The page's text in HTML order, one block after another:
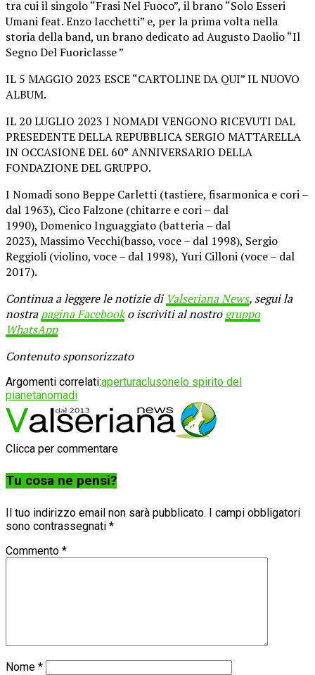
tra cui il singolo “Frasi Nel Fuoco”, il brano “Solo Esseri
Umani feat. Enzo Iacchetti” e, per la prima volta nella
storia della band, un brano dedicato ad Augusto Daolio “Il
Segno Del Fuoriclasse ”
IL 5 MAGGIO 2023 ESCE “CARTOLINE DA QUI” IL NUOVO
ALBUM.
IL 20 LUGLIO 2023 I NOMADI VENGONO RICEVUTI DAL
PRESEDENTE DELLA REPUBBLICA SERGIO MATTARELLA
IN OCCASIONE DEL 60° ANNIVERSARIO DELLA
FONDAZIONE DEL GRUPPO.
I Nomadi sono Beppe Carletti (tastiere, fisarmonica e cori –
dal 1963), Cico Falzone (chitarre e cori – dal
1990), Domenico Inguaggiato (batteria – dal
2023), Massimo Vecchi(basso, voce – dal 1998), Sergio
Reggioli (violino, voce – dal 1998), Yuri Cilloni (voce – dal
2017).
Continua a leggere le notizie di Valseriana News, segui la
nostrapagina Facebooko iscriviti al nostrogruppo
WhatsApp
Contenuto sponsorizzato
Argomenti correlati:aperturaclusone lo spirito del
pianetanomadi
Clicca per commentare
Tu cosa ne pensi?
Il tuo indirizzo email non sarà pubblicato. I campi obbligatori
sono contrassegnati *
Commento *
Nome *